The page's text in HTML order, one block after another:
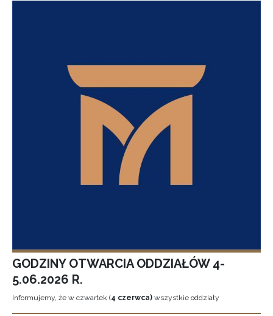
GODZINY OTWARCIA ODDZIAŁÓW 4-
5.06.2026 R.
Informujemy, że w czwartek (4 czerwca) wszystkie oddziały